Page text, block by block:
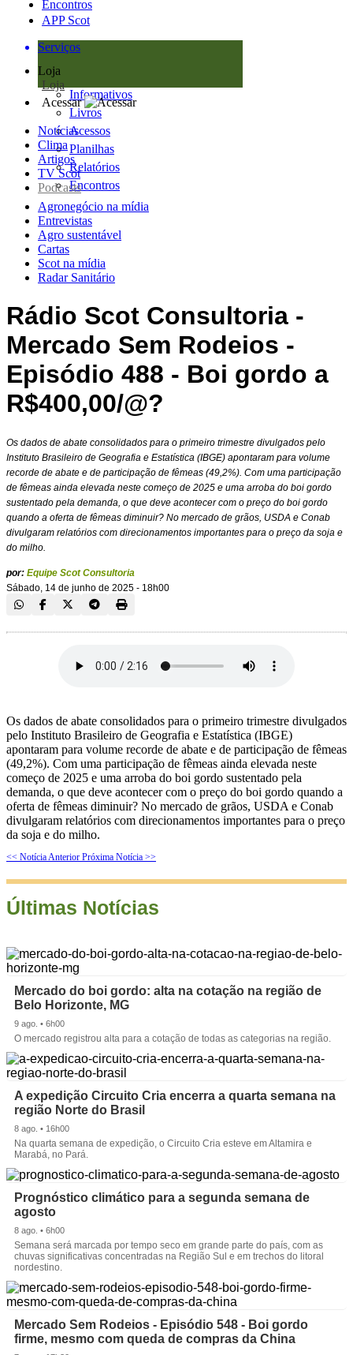
Encontros
APP Scot
Serviços
Loja
Loja
Informativos
Livros
Acessos
Planilhas
Relatórios
Encontros
Acessar
Notícias
Clima
Artigos
TV Scot
Podcasts
Agronegócio na mídia
Entrevistas
Agro sustentável
Cartas
Scot na mídia
Radar Sanitário
Rádio Scot Consultoria -
Mercado Sem Rodeios -
Episódio 488 - Boi gordo a
R$400,00/@?
Os dados de abate consolidados para o primeiro trimestre divulgados pelo
Instituto Brasileiro de Geografia e Estatística (IBGE) apontaram para volume
recorde de abate e de participação de fêmeas (49,2%). Com uma participação
de fêmeas ainda elevada neste começo de 2025 e uma arroba do boi gordo
sustentado pela demanda, o que deve acontecer com o preço do boi gordo
quando a oferta de fêmeas diminuir? No mercado de grãos, USDA e Conab
divulgaram relatórios com direcionamentos importantes para o preço da soja e
do milho.
por: Equipe Scot Consultoria
Sábado, 14 de junho de 2025 - 18h00
Os dados de abate consolidados para o primeiro trimestre divulgados
pelo Instituto Brasileiro de Geografia e Estatística (IBGE)
apontaram para volume recorde de abate e de participação de fêmeas
(49,2%). Com uma participação de fêmeas ainda elevada neste
começo de 2025 e uma arroba do boi gordo sustentado pela
demanda, o que deve acontecer com o preço do boi gordo quando a
oferta de fêmeas diminuir? No mercado de grãos, USDA e Conab
divulgaram relatórios com direcionamentos importantes para o preço
da soja e do milho.
<< Notícia Anterior Próxima Notícia >>
Últimas Notícias
Mercado do boi gordo: alta na cotação na região de
Belo Horizonte, MG
9 ago. • 6h00
O mercado registrou alta para a cotação de todas as categorias na região.
A expedição Circuito Cria encerra a quarta semana na
região Norte do Brasil
8 ago. • 16h00
Na quarta semana de expedição, o Circuito Cria esteve em Altamira e
Marabá, no Pará.
Prognóstico climático para a segunda semana de
agosto
8 ago. • 6h00
Semana será marcada por tempo seco em grande parte do país, com as
chuvas significativas concentradas na Região Sul e em trechos do litoral
nordestino.
Mercado Sem Rodeios - Episódio 548 - Boi gordo
firme, mesmo com queda de compras da China